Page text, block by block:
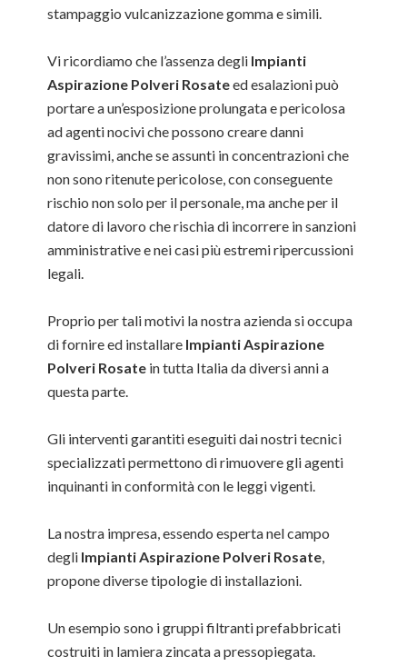
stampaggio vulcanizzazione gomma e simili.
Vi ricordiamo che l’assenza degli Impianti
Aspirazione Polveri Rosateed esalazioni può
portare a un’esposizione prolungata e pericolosa
ad agenti nocivi che possono creare danni
gravissimi, anche se assunti in concentrazioni che
non sono ritenute pericolose, con conseguente
rischio non solo per il personale, ma anche per il
datore di lavoro che rischia di incorrere in sanzioni
amministrative e nei casi più estremi ripercussioni
legali.
Proprio per tali motivi la nostra azienda si occupa
di fornire ed installare Impianti Aspirazione
Polveri Rosate in tutta Italia da diversi anni a
questa parte.
Gli interventi garantiti eseguiti dai nostri tecnici
specializzati permettono di rimuovere gli agenti
inquinanti in conformità con le leggi vigenti.
La nostra impresa, essendo esperta nel campo
degli Impianti Aspirazione Polveri Rosate,
propone diverse tipologie di installazioni.
Un esempio sono i gruppi filtranti prefabbricati
costruiti in lamiera zincata a pressopiegata.